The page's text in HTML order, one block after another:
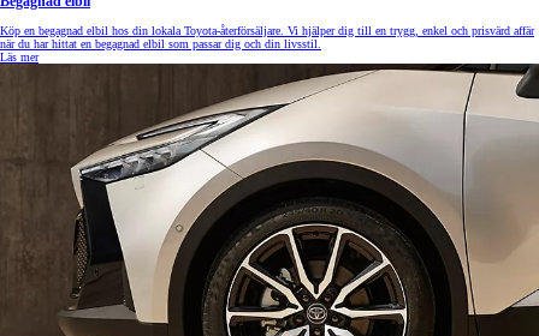
Köp en begagnad elbil hos din lokala Toyota-återförsäljare. Vi hjälper dig till en trygg, enkel och prisvärd affär
när du har hittat en begagnad elbil som passar dig och din livsstil.
Läs mer